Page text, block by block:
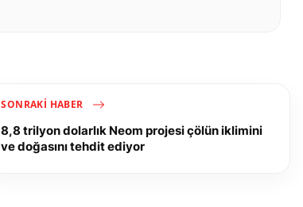
SONRAKI HABER
8,8 trilyon dolarlık Neom projesi çölün iklimini
ve doğasını tehdit ediyor